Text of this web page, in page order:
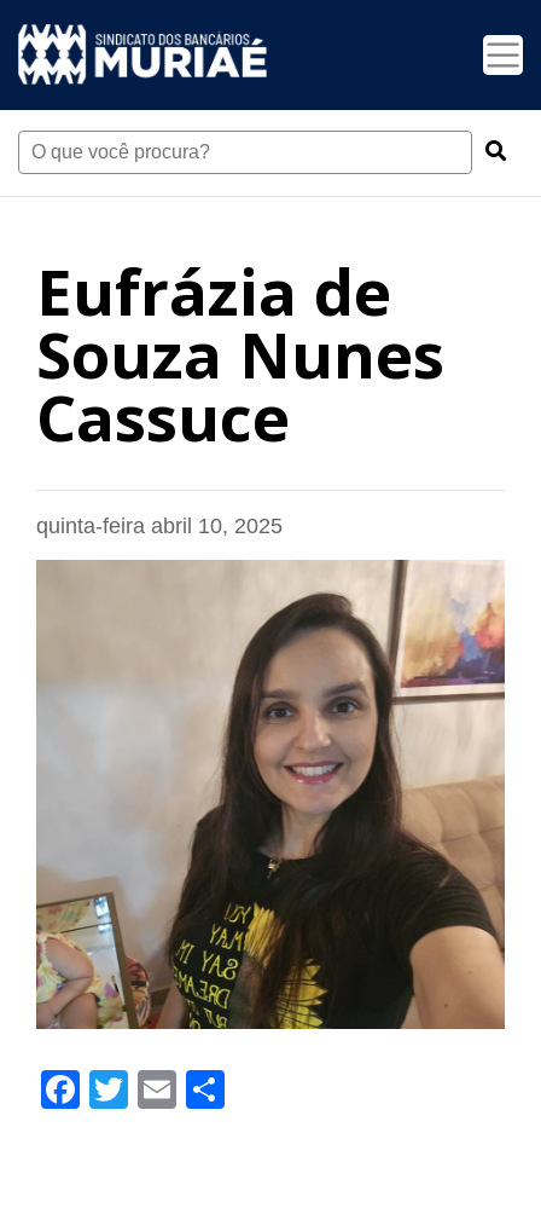
Eufrázia de
Souza Nunes
Cassuce
quinta-feira abril 10, 2025
Facebook
Twitter
Email